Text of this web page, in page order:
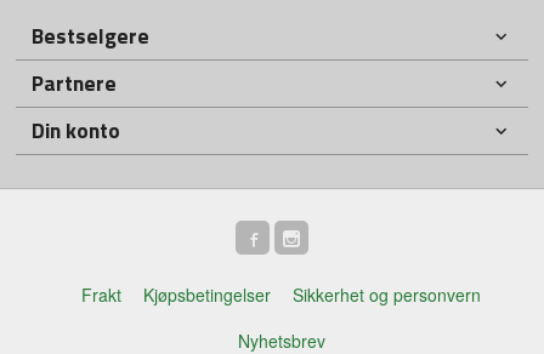
Bestselgere
Partnere
Din konto
Frakt Kjøpsbetingelser
Sikkerhet og personvern
Nyhetsbrev